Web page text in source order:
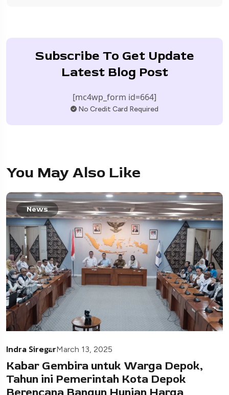
Subscribe To Get Update
Latest Blog Post
[mc4wp_form id=664]
No Credit Card Required
You May Also Like
News
Indra SiregarMarch 13, 2025
Kabar Gembira untuk Warga Depok,
Tahun ini Pemerintah Kota Depok